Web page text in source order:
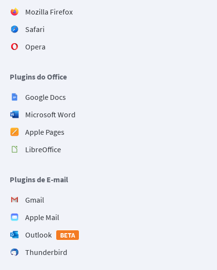
Mozilla Firefox
Safari
Opera
Plugins do Office
Google Docs
Microsoft Word
Apple Pages
LibreOffice
Plugins de E-mail
Gmail
Apple Mail
Outlook
BETA
Thunderbird